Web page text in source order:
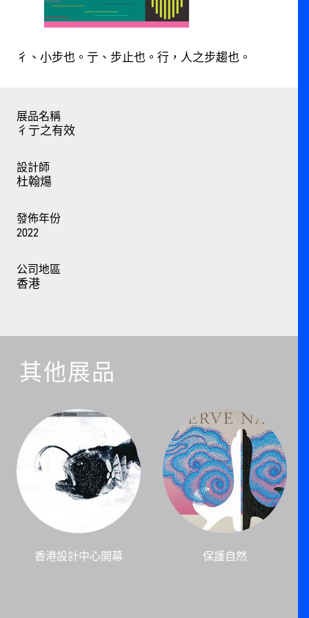
彳、小步也。亍、步止也。行，人之步趨也。
展品名稱
彳亍之有效
設計師
杜翰煬
發佈年份
2022
公司地區
香港
其他展品
香港設計中心開幕 保護自然